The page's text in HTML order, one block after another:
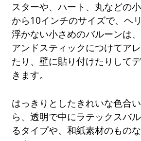
スターや、ハート、丸などの
から10インチのサイズで、ヘ
浮かない小さめのバルーンは
アンドスティックにつけてア
たり、壁に貼り付けたりして
きます。
はっきりとしたきれいな色合
ら、透明で中にラテックスバ
るタイプや、和紙素材のもの